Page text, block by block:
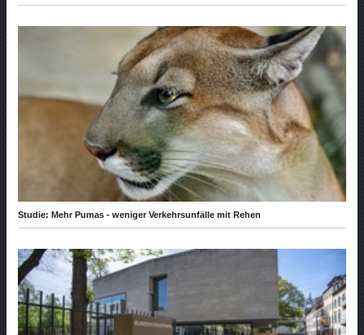
Studie: Mehr Pumas - weniger Verkehrsunfälle mit Rehen